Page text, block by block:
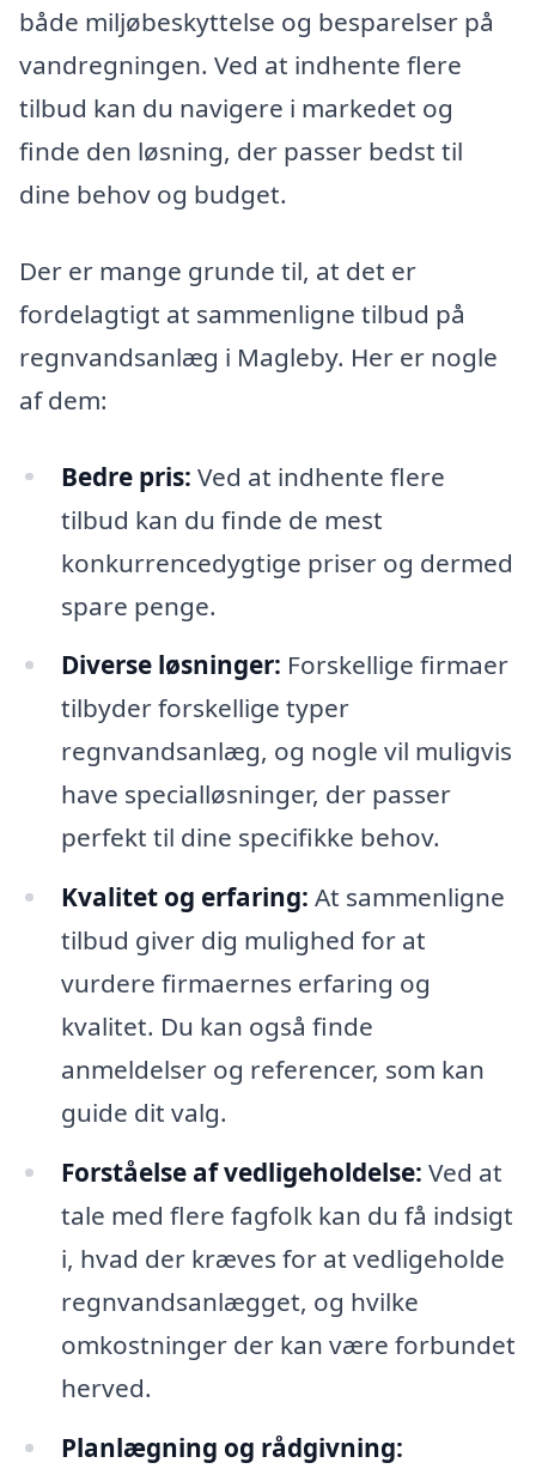
både miljøbeskyttelse og besparelser på
vandregningen. Ved at indhente flere
tilbud kan du navigere i markedet og
finde den løsning, der passer bedst til
dine behov og budget.
Der er mange grunde til, at det er
fordelagtigt at sammenligne tilbud på
regnvandsanlæg i Magleby. Her er nogle
af dem:
Bedre pris: Ved at indhente flere
tilbud kan du finde de mest
konkurrencedygtige priser og dermed
spare penge.
Diverse løsninger: Forskellige firmaer
tilbyder forskellige typer
regnvandsanlæg, og nogle vil muligvis
have specialløsninger, der passer
perfekt til dine specifikke behov.
Kvalitet og erfaring: At sammenligne
tilbud giver dig mulighed for at
vurdere firmaernes erfaring og
kvalitet. Du kan også finde
anmeldelser og referencer, som kan
guide dit valg.
Forståelse af vedligeholdelse: Ved at
tale med flere fagfolk kan du få indsigt
i, hvad der kræves for at vedligeholde
regnvandsanlægget, og hvilke
omkostninger der kan være forbundet
herved.
Planlægning og rådgivning: